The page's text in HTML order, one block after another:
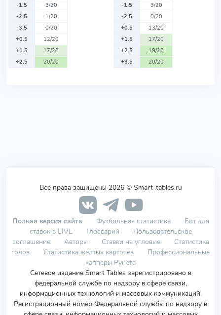
-1.5
3/20
-2.5
1/20
-3.5
0/20
+0.5
12/20
+1.5
17/20
+2.5
20/20
-1.5
3/20
-2.5
0/20
+0.5
13/20
+1.5
17/20
+2.5
19/20
+3.5
20/20
Все права защищены 2026 © Smart-tables.ru
Полная версия сайта Футбольная статистика
Бот для
ставок в LIVE
Глоссарий
Пользовательское
соглашение
Авторы Ставки на угловые
Статистика
голов
Статистика желтых карточек
Профессиональные
капперы Рунета
Сетевое издание Smart Tables зарегистрировано в
федеральной службе по надзору в сфере связи,
информационных технологий и массовых коммуникаций.
Регистрационный номер Федеральной службы по надзору в